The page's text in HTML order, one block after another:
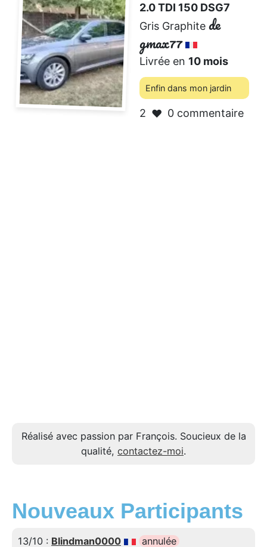
2.0 TDI 150 DSG7
Gris Graphite de
gmax77
Livrée en 10 mois
Enfin dans mon jardin
2 ❤️ 0 commentaire
Réalisé avec passion par François. Soucieux de la
qualité, contactez-moi.
Nouveaux Participants
13/10 : Blindman0000 annulée